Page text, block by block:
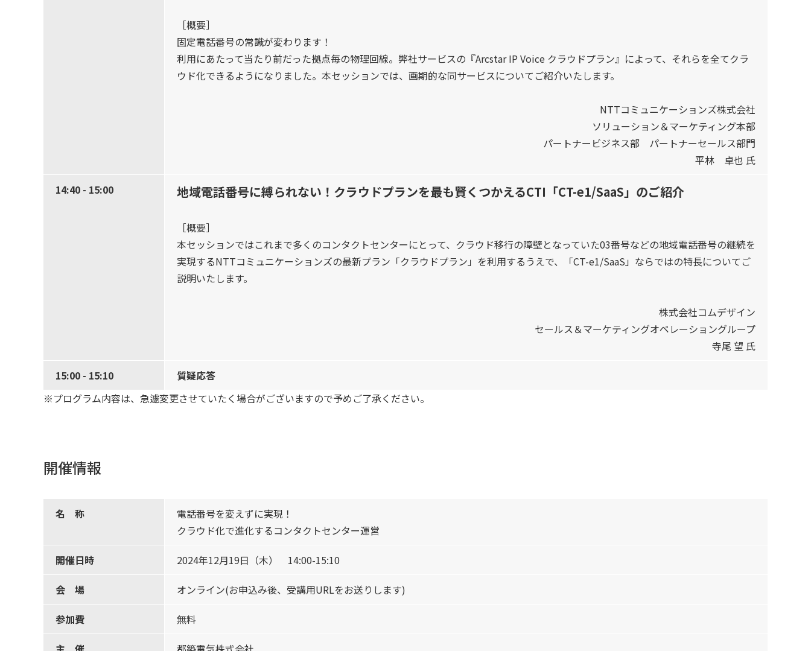
［概要］
固定電話番号の常識が変わります！
利用にあたって当たり前だった拠点毎の物理回線。弊社サービスの『Arcstar IP Voice クラウドプラン』によって、それらを全てクラ
ウド化できるようになりました。本セッションでは、画期的な同サービスについてご紹介いたします。
NTTコミュニケーションズ株式会社
ソリューション＆マーケティング本部
パートナービジネス部 パートナーセールス部門
平林 卓也 氏
14:40 - 15:00 地域電話番号に縛られない！クラウドプランを最も賢くつかえるCTI「CT-e1/SaaS」のご紹介
［概要］
本セッションではこれまで多くのコンタクトセンターにとって、クラウド移行の障壁となっていた03番号などの地域電話番号の継続を
実現するNTTコミュニケーションズの最新プラン「クラウドプラン」を利用するうえで、「CT-e1/SaaS」ならではの特長についてご
説明いたします。
株式会社コムデザイン
セールス＆マーケティングオペレーショングループ
寺尾 望 氏
15:00 - 15:10
質疑応答
※プログラム内容は、急遽変更させていたく場合がございますので予めご了承ください。
開催情報
名 称
電話番号を変えずに実現！
クラウド化で進化するコンタクトセンター運営
開催日時 2024年12月19日（木） 14:00-15:10
会 場 オンライン(お申込み後、受講用URLをお送りします)
参加費 無料